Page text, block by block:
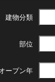
建物分類
部位
ープン年